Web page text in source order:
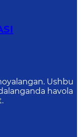
Ushbu
havola